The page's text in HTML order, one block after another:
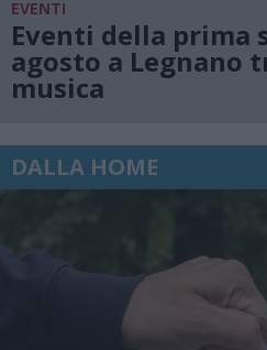
EVENTI
Eventi della prima
agosto a Legnano
musica
DALLA HOME